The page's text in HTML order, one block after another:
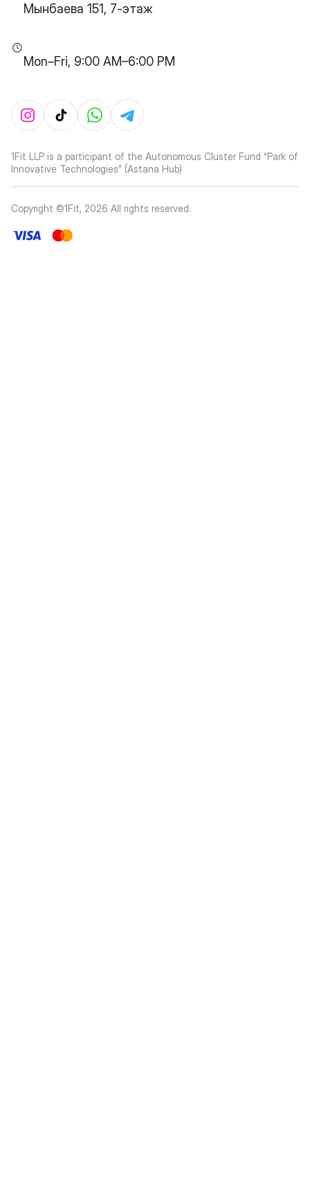
Мынбаева 151, 7-этаж
Mon–Fri, 9:00 AM–6:00 PM
1Fit LLP is a participant of the Autonomous Cluster Fund “Park of
Innovative Technologies” (Astana Hub)
Copyright ©1Fit, 2026 All rights reserved.